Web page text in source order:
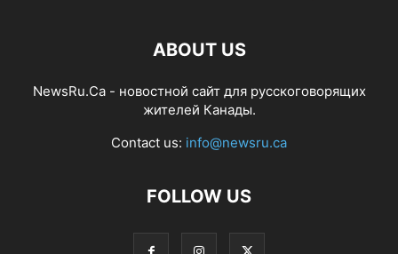
ABOUT US
NewsRu.Ca - новостной сайт для русскоговорящих
жителей Канады.
Contact us: info@newsru.ca
FOLLOW US